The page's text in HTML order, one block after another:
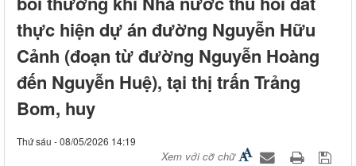
thực hiện dự án đường Nguyễn Hữu
Cảnh (đoạn từ đường Nguyễn Hoàng
đến Nguyễn Huệ), tại thị trấn Trảng
Bom, huy
Thứ sáu - 08/05/2026 14:19
Xem với cỡ chữ